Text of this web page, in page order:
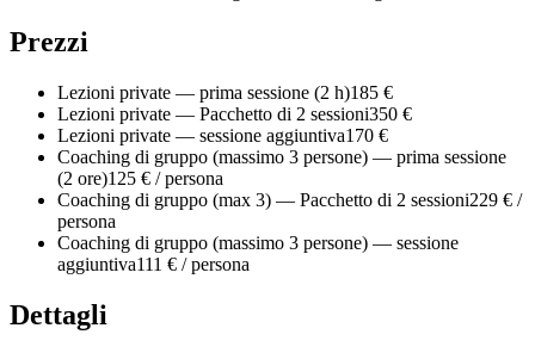
Prezzi
Lezioni private — prima sessione (2 h)185 €
Lezioni private — Pacchetto di 2 sessioni350 €
Lezioni private — sessione aggiuntiva170 €
Coaching di gruppo (massimo 3 persone) — prima sessione
(2 ore)125 € / persona
Coaching di gruppo (max 3) — Pacchetto di 2 sessioni229 € /
persona
Coaching di gruppo (massimo 3 persone) — sessione
aggiuntiva111 € / persona
Dettagli